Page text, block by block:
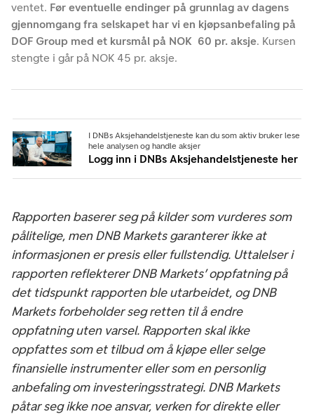
ventet. Før eventuelle endinger på grunnlag av dagens
gjennomgang fra selskapet har vi en kjøpsanbefaling på
DOF Group med et kursmål på NOK 60 pr. aksje. Kursen
stengte i går på NOK 45 pr. aksje.
I DNBs Aksjehandelstjeneste kan du som aktiv bruker lese
hele analysen og handle aksjer
Logg inn i DNBs Aksjehandelstjeneste her
Rapporten baserer seg på kilder som vurderes som
pålitelige, men DNB Markets garanterer ikke at
informasjonen er presis eller fullstendig. Uttalelser i
rapporten reflekterer DNB Markets’ oppfatning på
det tidspunkt rapporten ble utarbeidet, og DNB
Markets forbeholder seg retten til å endre
oppfatning uten varsel. Rapporten skal ikke
oppfattes som et tilbud om å kjøpe eller selge
finansielle instrumenter eller som en personlig
anbefaling om investeringsstrategi. DNB Markets
påtar seg ikke noe ansvar, verken for direkte eller